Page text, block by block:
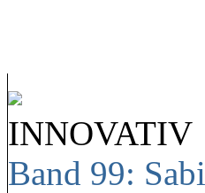
INNOVATIV
Band 99: